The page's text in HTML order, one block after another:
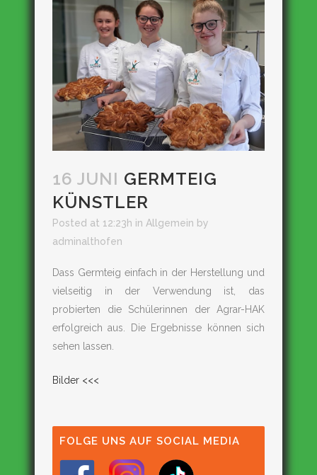
16 JUNI GERMTEIG
KÜNSTLER
Posted at 12:23h in Allgemein by
adminalthofen
Dass Germteig einfach in der Herstellung und
vielseitig in der Verwendung ist, das
probierten die Schülerinnen der Agrar-HAK
erfolgreich aus. Die Ergebnisse können sich
sehen lassen.
Bilder <<<
FOLGE UNS AUF SOCIAL MEDIA